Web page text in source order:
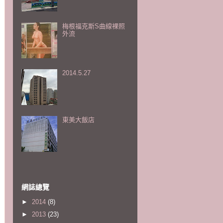
梅根福克斯S曲線裸照
外流
2014.5.27
東美大飯店
網誌總覽
► 2014 (8)
► 2013 (23)